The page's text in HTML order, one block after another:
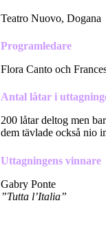
Teatro Nuovo, Dogana
Programledare
Flora Canto och
Antal låtar i
200 låtar deltog men
dem tävlade också nio
Uttagningens vinnare
Gabry Ponte
”Tutta l’Italia”